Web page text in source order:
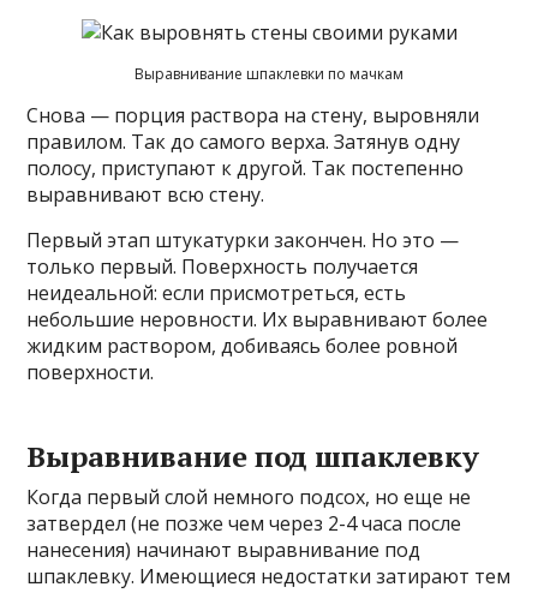
Выравнивание шпаклевки по мачкам
Снова — порция раствора на стену, выровняли
правилом. Так до самого верха. Затянув одну
полосу, приступают к другой. Так постепенно
выравнивают всю стену.
Первый этап штукатурки закончен. Но это —
только первый. Поверхность получается
неидеальной: если присмотреться, есть
небольшие неровности. Их выравнивают более
жидким раствором, добиваясь более ровной
поверхности.
Выравнивание под шпаклевку
Когда первый слой немного подсох, но еще не
затвердел (не позже чем через 2-4 часа после
нанесения) начинают выравнивание под
шпаклевку. Имеющиеся недостатки затирают тем